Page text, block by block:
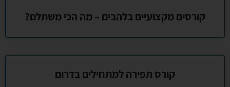
קורסים מקצועיים בלהבים – מה הכי משתלם?
קורס תפירה למתחילים בדרום